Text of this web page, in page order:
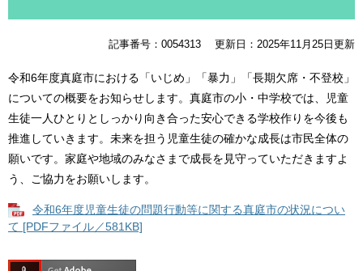
記事番号：0054313 更新日：2025年11月25日更新
令和6年度真庭市における「いじめ」「暴力」「長期欠席・不登校」
についての概要をお知らせします。真庭市の小・中学校では、児童
生徒一人ひとりとしっかり向き合った安心できる学校作りを今後も
推進していきます。未来を担う児童生徒の確かな成長は市民全体の
願いです。家庭や地域のみなさまで成長を見守っていただきますよ
う、ご協力をお願いします。
令和6年度児童生徒の問題行動等に関する真庭市の状況につい
て [PDFファイル／581KB]